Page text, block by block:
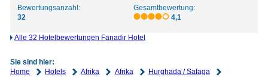
Bewertungsanzahl:
32
Gesamtbewertung:
4,1
Alle 32 Hotelbewertungen Fanadir Hotel
Sie sind hier:
Home
Hotels Afrika Afrika
Hurghada / Safaga